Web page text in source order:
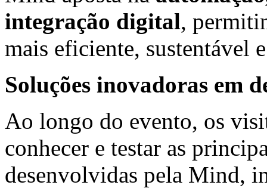
integração digital,
mais eficiente, sustentável
Soluções inovadoras em
Ao longo do evento, os
conhecer e testar as
desenvolvidas pela Mind,